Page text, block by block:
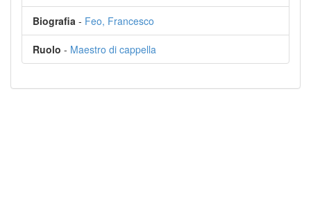
Biografia - Feo, Francesco
Ruolo - Maestro di cappella